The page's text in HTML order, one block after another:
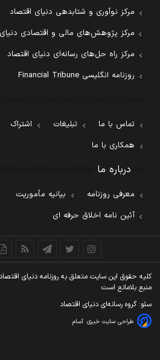
مرکز نوآوری و شتابدهی دنیای اقتصاد
مرکز پژوهش‌های مالی و اقتصادی
مرکز راه حل‌های رسانه‌ای دنیای اقتصاد
روزنامه انگلیسی Financial Tribune
تماس با ما تبلیغات اشتراک
همکاری با ما
درباره ما
معرفی روزنامه
بیانیه مأموریت
آئین نامه اخلاق حرفه ای
کليه حقوق اين سايت متعلق به روزنامه دنيای
منبع بلامانع است
سئو: گروه رسانه‌ای دنیای اقتصاد
طراحی سایت خبری آسام